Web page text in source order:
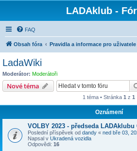
LADAklub -
FAQ
Obsah fóra Pravidla a informace pro
LadaWiki
Moderátor: Moderátoři
Nové téma
1 téma • Stránka 1 z 1
Oznámení
VOLBY 2023 - předseda LADAklubu
Poslední příspěvek od dandy « ned bře 03,
Napsal v Ukradená vozidla
Odpovědi: 16